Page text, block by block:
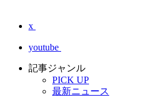
x
youtube
記事ジャンル
PICK UP
最新ニュース